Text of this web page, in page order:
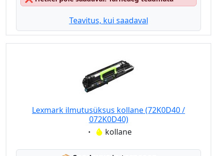
Teavitus, kui saadaval
Lexmark ilmutusüksus kollane (72K0D40 /
072K0D40)
Eigenschaft:
kollane